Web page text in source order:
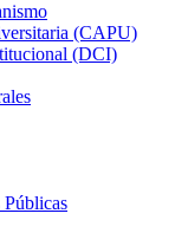
(CAPU)
(DCI)